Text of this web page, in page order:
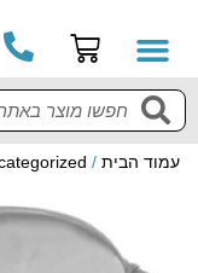
עמוד הבית /